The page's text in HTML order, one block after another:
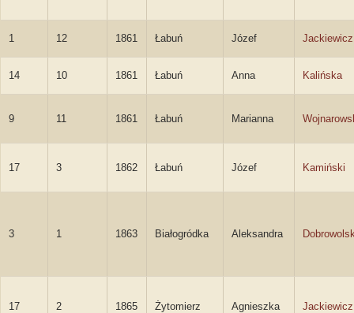
1 12 1861 Łabuń Józef Jackiewicz
14 10 1861 Łabuń Anna Kalińska
9 11 1861 Łabuń Marianna
17 3 1862 Łabuń Józef Kamiński
3 1 1863 Białogródka Aleksandra
17 2 1865 Żytomierz Agnieszka Jackiewicz